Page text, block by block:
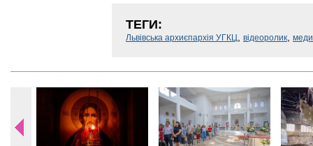
ТЕГИ:
Львівська архиєпархія УГКЦ відеоролик